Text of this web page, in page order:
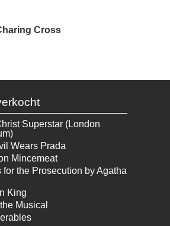
Cross
Superstar (London
Wears Prada
Mincemeat
for the Prosecution by Agatha
King
Musical